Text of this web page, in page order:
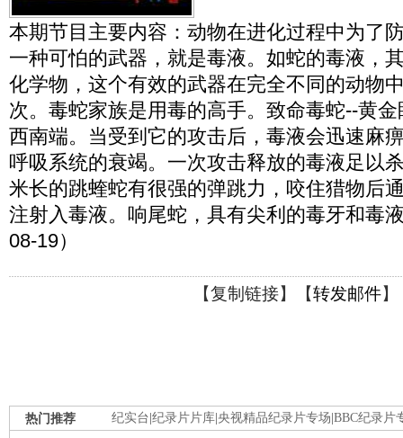
本期节目主要内容：动物在进化过程中为了
一种可怕的武器，就是毒液。如蛇的毒液，
化学物，这个有效的武器在完全不同的动物
次。毒蛇家族是用毒的高手。致命毒蛇--黄
西南端。当受到它的攻击后，毒液会迅速麻
呼吸系统的衰竭。一次攻击释放的毒液足以
米长的跳蝰蛇有很强的弹跳力，咬住猎物后
注射入毒液。响尾蛇，具有尖利的毒牙和毒
08-19）
【复制链接】【转发邮件】
纪实台 纪录片片库 央视精品纪录片专场 BBC纪录片
热门推荐